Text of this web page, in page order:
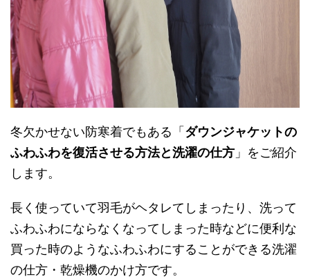
冬欠かせない防寒着でもある「ダウンジャケットの
ふわふわを復活させる方法と洗濯の仕方 」をご紹介
します。
長く使っていて羽毛がヘタレてしまったり、洗って
ふわふわにならなくなってしまった時などに便利な
買った時のようなふわふわにすることができる洗濯
の仕方・乾燥機のかけ方です。